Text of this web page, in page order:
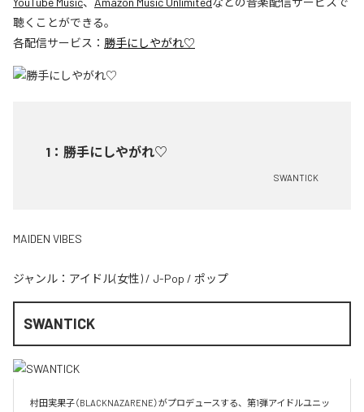
聴くことができる。
各配信サービス： 勝手にしやがれ♡
1 ： 勝手にしやがれ♡
SWANTICK
MAIDEN VIBES
ジャンル： アイドル(女性) / J-Pop / ポップ
SWANTICK
村田実果子（BLACKNAZARENE）がプロデュースする、第1弾アイドルユニッ